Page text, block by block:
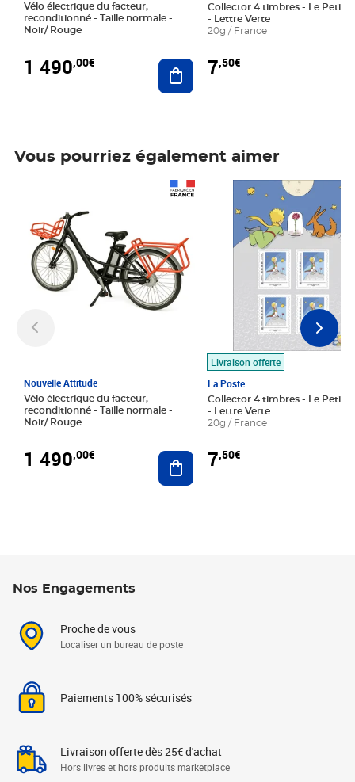
Vélo électrique du facteur,
reconditionné - Taille normale -
Noir/ Rouge
1 490,00€ Ajouter au panier
Collector 4 timbres - Le Petit
- Lettre Verte
20g / France
7,50€
Vous pourriez également aimer
Nouvelle Attitude
Vélo électrique du facteur,
reconditionné - Taille normale -
Noir/ Rouge
1 490,00€ Ajouter au panier
Livraison offerte
La Poste
Collector 4 timbres - Le Petit
- Lettre Verte
20g / France
7,50€
Prix 7,50€
Nos Engagements
Proche de vous
Localiser un bureau de poste
Paiements 100% sécurisés
Livraison offerte dès 25€ d'achat
Hors livres et hors produits marketplace